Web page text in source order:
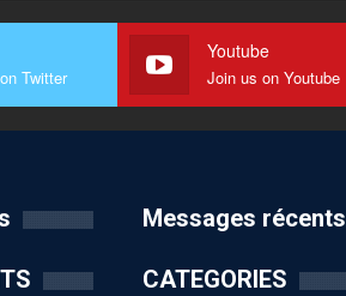
Twitter
Youtube
Join us on Youtube
Messages récents
CATEGORIES